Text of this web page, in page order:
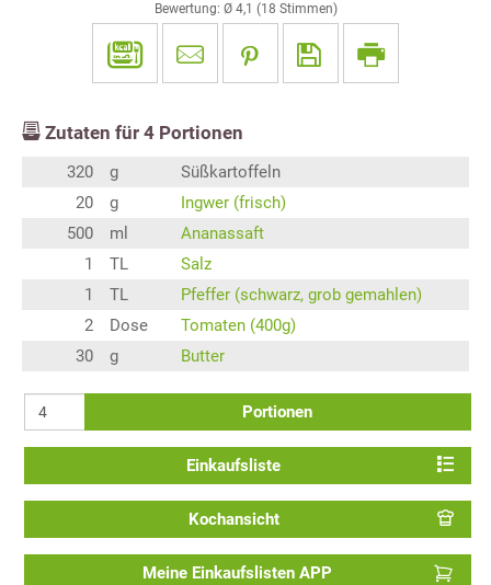
Bewertung: Ø 4,1 (18 Stimmen)
Zutaten für 4 Portionen
320 g
Süßkartoffeln
20
g
Ingwer (frisch)
500
ml
Ananassaft
1
TL
Salz
1
TL
Pfeffer (schwarz, grob gemahlen)
2
Dose
Tomaten (400g)
30
g Butter
Portionen
Einkaufsliste
Kochansicht
Meine Einkaufslisten APP